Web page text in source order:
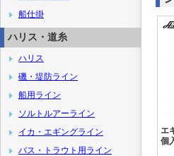
エ
個
船仕掛
ハリス・道糸
ハリス
磯・堤防ライン
船用ライン
ソルトルアーライン
イカ・エギングライン
バス・トラウト用ライン